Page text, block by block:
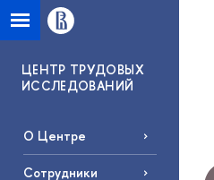
ЦЕНТР ТРУДОВЫХ
ИССЛЕДОВАНИЙ
О Центре
Сотрудники